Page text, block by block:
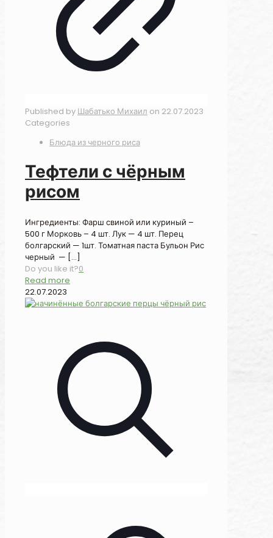
Published by Шабатько Михаил on 22.07.2023
Categories
Блюда из черного риса
Тефтели с чёрным
рисом
Ингредиенты: Фарш свиной или куриный –
500 г Морковь – 4 шт. Лук — 4 шт. Перец
болгарский — 1шт. Томатная паста Бульон Рис
черный — […]
Do you like it?0
Read more
22.07.2023